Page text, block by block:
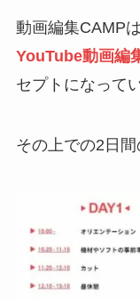
動画編集CAMP
YouTube動画編
セプトになって
その上での2日間